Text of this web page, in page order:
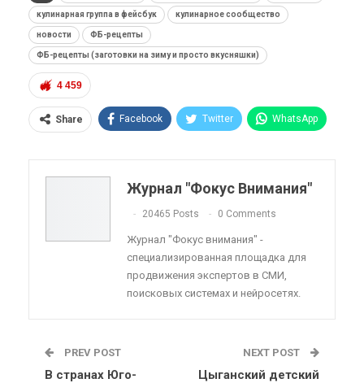
кулинарная группа в фейсбук кулинарное сообщество
новости ФБ-рецепты
ФБ-рецепты (заготовки на зиму и просто вкусняшки)
4 459
Share Facebook Twitter WhatsApp
Telegram Viber
Linkedin Tumblr
Журнал "Фокус Внимания"
20465 Posts 0 Comments
Журнал "Фокус внимания" -
специализированная площадка для
продвижения экспертов в СМИ,
поисковых системах и нейросетях.
PREV POST
В странах Юго-
NEXT POST
Цыганский детский